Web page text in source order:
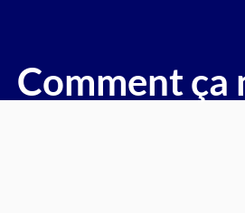
Comment ça